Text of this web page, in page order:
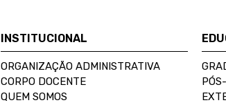
INSTITUCIONAL
ORGANIZAÇÃO ADMINISTRATIVA
CORPO DOCENTE
QUEM SOMOS